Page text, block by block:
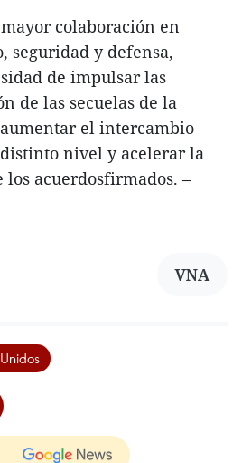
colaboración en
seguridad y defensa,
de impulsar las
de las secuelas de la
el intercambio
nivel y acelerar la
acuerdosfirmados. –
VNA